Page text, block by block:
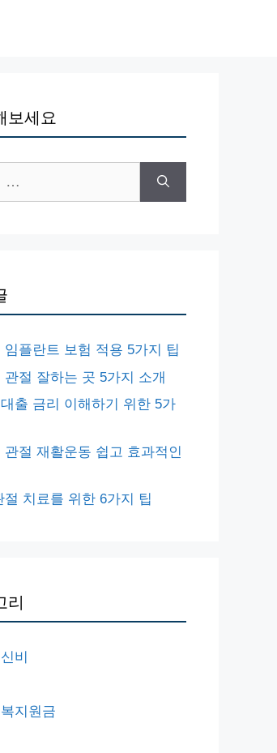
보세요
임플란트 보험 적용 5가지 팁
관절 잘하는 곳 5가지 소개
출 금리 이해하기 위한 5가
관절 재활운동 쉽고 효과적인
절 치료를 위한 6가지 팁
리
비
지원금